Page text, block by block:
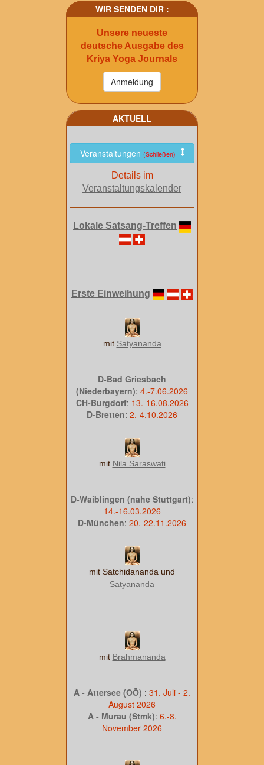
WIR SENDEN DIR :
Unsere neueste
deutsche Ausgabe des
Kriya Yoga Journals
AKTUELL
Veranstaltungen (Schließen)
Details im
Veranstaltungskalender
Lokale Satsang-Treffen
Erste Einweihung
mit Satyananda
D-Bad Griesbach
(Niederbayern): 4.-7.06.2026
CH-Burgdorf: 13.-16.08.2026
D-Bretten: 2.-4.10.2026
mit Nila Saraswati
D-Waiblingen (nahe Stuttgart):
14.-16.03.2026
D-München: 20.-22.11.2026
mit Satchidananda und
Satyananda
mit Brahmananda
A - Attersee (OÖ) : 31. Juli - 2.
August 2026
A - Murau (Stmk): 6.-8.
November 2026